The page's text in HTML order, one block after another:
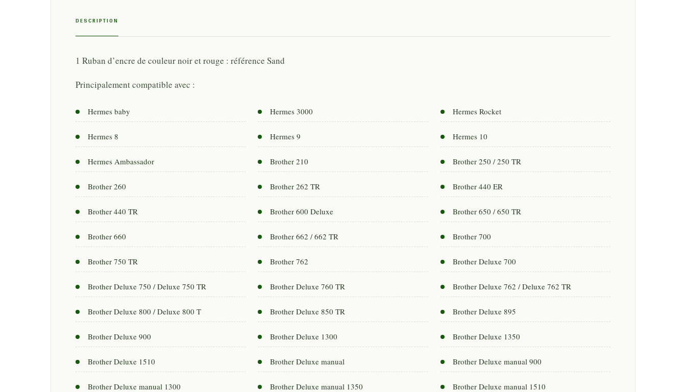
DESCRIPTION
1 Ruban d’encre de couleur noir et rouge : référence Sand
Principalement compatible avec :
Hermes baby Hermes 3000 Hermes Rocket
Hermes 8 Hermes 9 Hermes 10
Hermes Ambassador Brother 210 Brother 250 / 250 TR
Brother 260 Brother 262 TR Brother 440 ER
Brother 440 TR Brother 600 Deluxe Brother 650 / 650 TR
Brother 660 Brother 662 / 662 TR Brother 700
Brother 750 TR Brother 762 Brother Deluxe 700
Brother Deluxe 750 / Deluxe 750 TR Brother Deluxe 760 TR Brother Deluxe 762 / Deluxe 762 TR
Brother Deluxe 800 / Deluxe 800 T Brother Deluxe 850 TR Brother Deluxe 895
Brother Deluxe 900 Brother Deluxe 1300 Brother Deluxe 1350
Brother Deluxe 1510 Brother Deluxe manual Brother Deluxe manual 900
Brother Deluxe manual 1300 Brother Deluxe manual 1350 Brother Deluxe manual 1510